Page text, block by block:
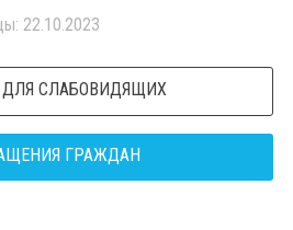
22.10.2023
ДЛЯ СЛАБОВИДЯЩИХ
ГРАЖДАН